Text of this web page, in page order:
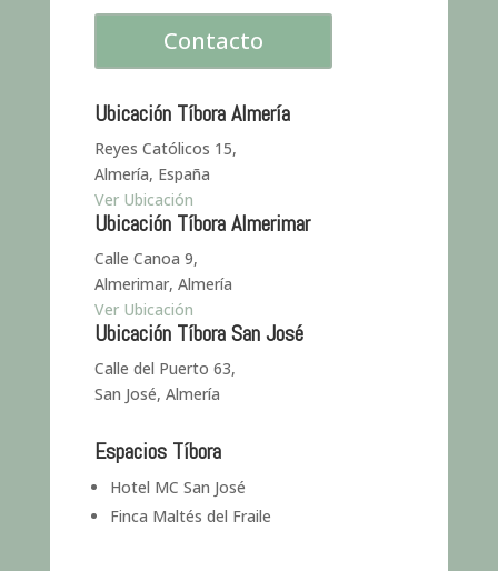
Contacto
Ubicación Tíbora Almería
Reyes Católicos 15,
Almería, España
Ver Ubicación
Ubicación Tíbora Almerimar
Calle Canoa 9,
Almerimar, Almería
Ver Ubicación
Ubicación Tíbora San José
Calle del Puerto 63,
San José, Almería
Espacios Tíbora
Hotel MC San José
Finca Maltés del Fraile